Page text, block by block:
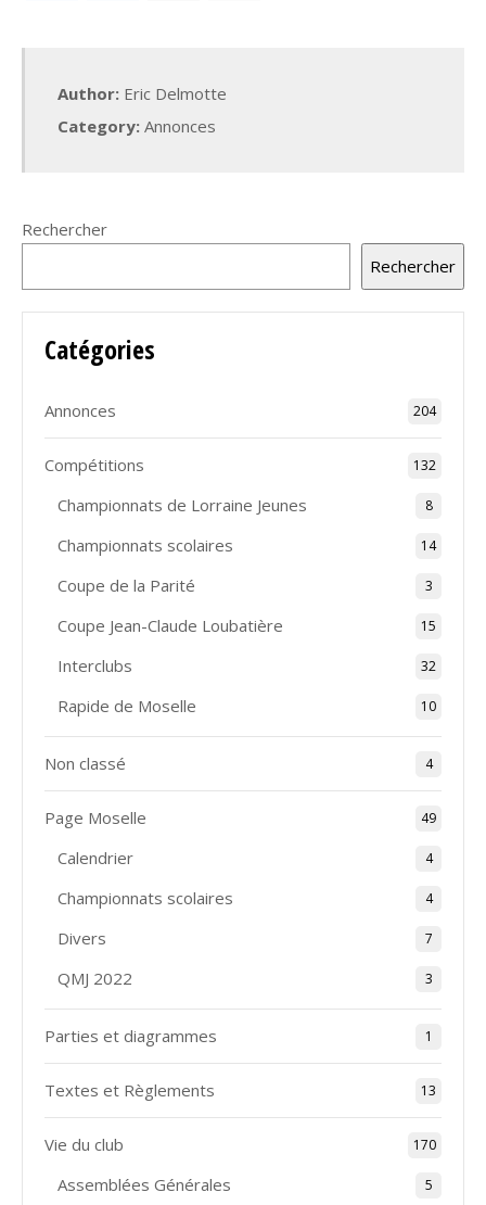
Author: Eric Delmotte
Category: Annonces
Rechercher
Rechercher
Catégories
Annonces 204
Compétitions 132
Championnats de Lorraine Jeunes 8
Championnats scolaires 14
Coupe de la Parité 3
Coupe Jean-Claude Loubatière 15
Interclubs 32
Rapide de Moselle 10
Non classé 4
Page Moselle 49
Calendrier 4
Championnats scolaires 4
Divers 7
QMJ 2022 3
Parties et diagrammes 1
Textes et Règlements 13
Vie du club 170
Assemblées Générales 5